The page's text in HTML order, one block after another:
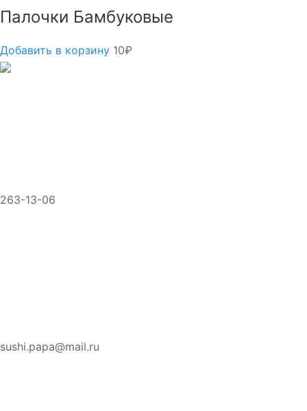
Палочки Бамбуковые
Добавить в корзину 10₽
263-13-06
sushi.papa@mail.ru